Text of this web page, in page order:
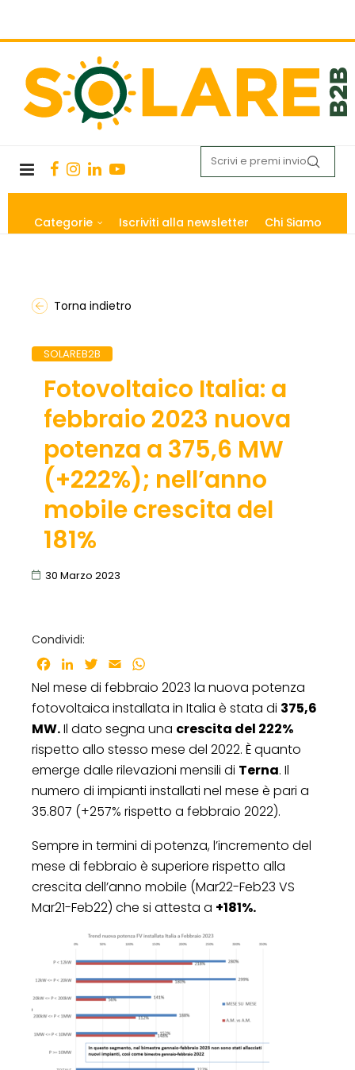
Categorie Iscriviti alla newsletter Chi Siamo
Torna indietro
SOLAREB2B
Fotovoltaico Italia: a
febbraio 2023 nuova
potenza a 375,6 MW
(+222%); nell’anno
mobile crescita del
181%
30 Marzo 2023
Condividi:
Facebook
LinkedInTwitter
Email
Nel mese di febbraio 2023 la nuova potenza
fotovoltaica installata in Italia è stata di 375,6
MW.Il dato segna una crescita del 222%
rispetto allo stesso mese del 2022. È quanto
emerge dalle rilevazioni mensili di Terna. Il
numero di impianti installati nel mese è pari a
35.807 (+257% rispetto a febbraio 2022).
Sempre in termini di potenza, l’incremento del
mese di febbraio è superiore rispetto alla
crescita dell’anno mobile (Mar22-Feb23 VS
Mar21-Feb22) che si attesta a +181%.